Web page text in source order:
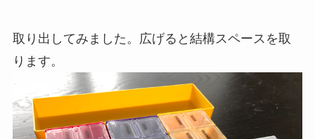
取り出してみました。広げると結構スペースを取
ります。